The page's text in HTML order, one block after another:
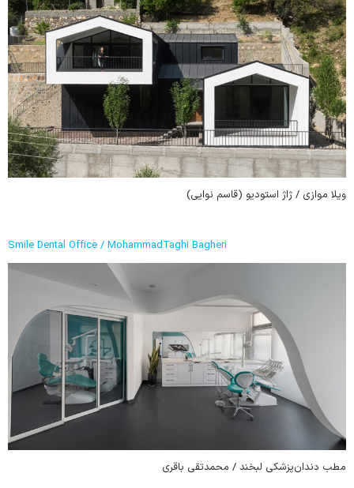
ویلا موازی / ژاژ استودیو (قاسم نوایی)
Smile Dental Office / MohammadTaghi Bagheri
مطب دندان‌پزشکی لبخند / محمدتقی باقری